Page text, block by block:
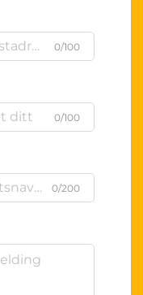
0/100
0/100
0/200